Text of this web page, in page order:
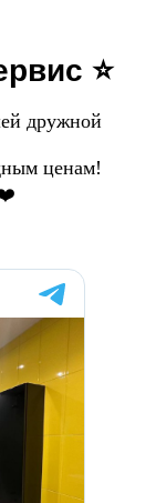
⭐️
дружной
ценам!